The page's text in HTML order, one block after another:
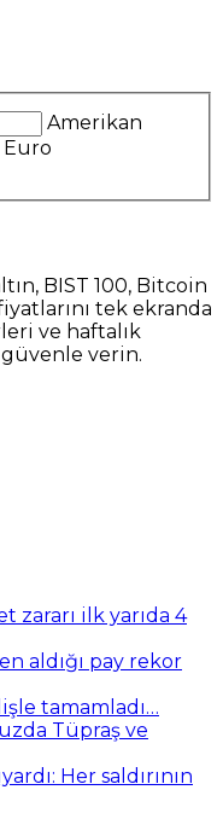
Amerikan
Euro
BIST 100, Bitcoin
tek ekranda
ve haftalık
güvenle verin.
zararı ilk yarıda 4
aldığı pay rekor
tamamladı…
Tüpraş ve
Her saldırının